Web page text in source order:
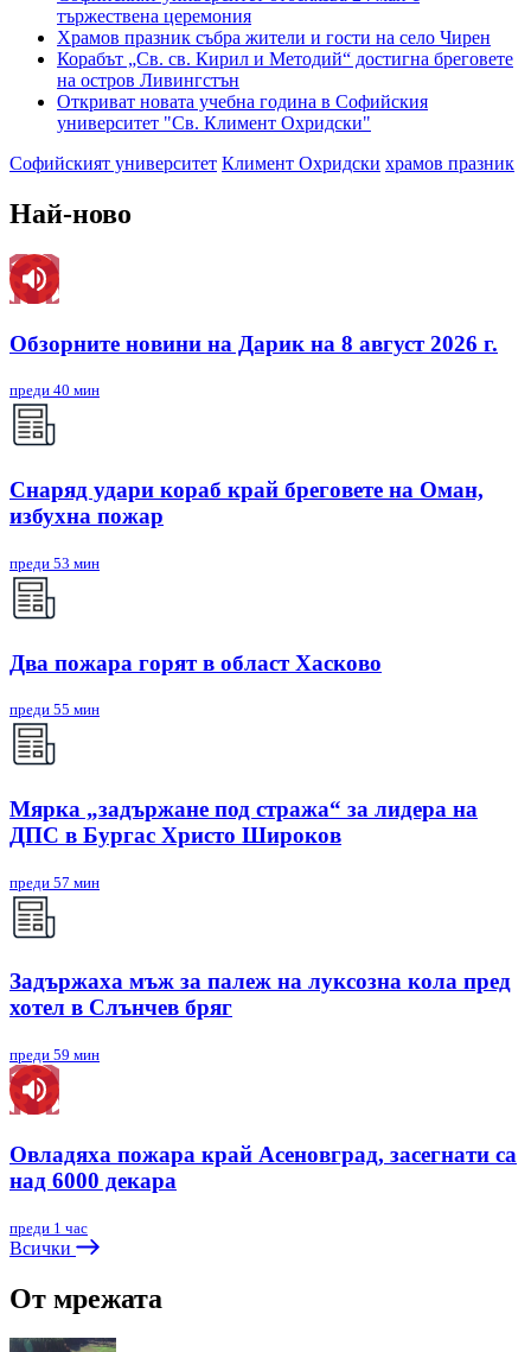
тържествена церемония
Храмов празник събра жители и гости на село Чирен
Корабът „Св. св. Кирил и Методий“ достигна бреговете
на остров Ливингстън
Откриват новата учебна година в Софийския
университет "Св. Климент Охридски"
Софийският университет Климент Охридски храмов празник
Най-ново
Обзорните новини на Дарик на 8 август 2026 г.
преди 40 мин
Снаряд удари кораб край бреговете на Оман,
избухна пожар
преди 53 мин
Два пожара горят в област Хасково
преди 55 мин
Мярка „задържане под стража“ за лидера на
ДПС в Бургас Христо Широков
преди 57 мин
Задържаха мъж за палеж на луксозна кола пред
хотел в Слънчев бряг
преди 59 мин
Овладяха пожара край Асеновград, засегнати са
над 6000 декара
преди 1 час
Всички
От мрежата